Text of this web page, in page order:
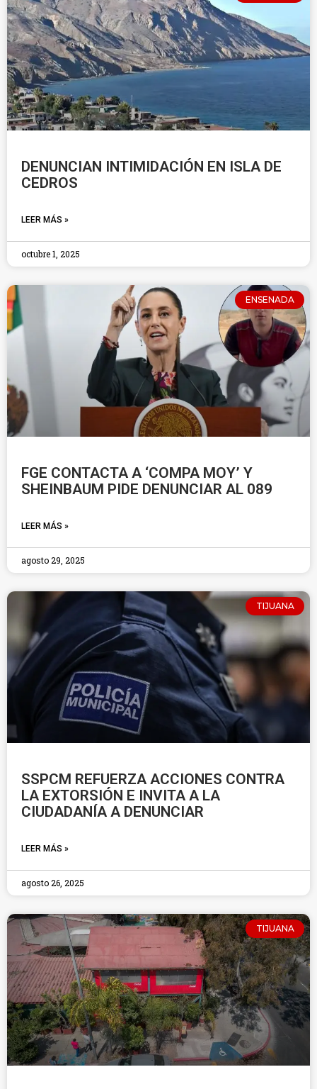
DENUNCIAN INTIMIDACIÓN EN ISLA DE
CEDROS
LEER MÁS »
octubre 1, 2025
ENSENADA
FGE CONTACTA A ‘COMPA MOY’ Y
SHEINBAUM PIDE DENUNCIAR AL 089
LEER MÁS »
agosto 29, 2025
TIJUANA
SSPCM REFUERZA ACCIONES CONTRA
LA EXTORSIÓN E INVITA A LA
CIUDADANÍA A DENUNCIAR
LEER MÁS »
agosto 26, 2025
TIJUANA